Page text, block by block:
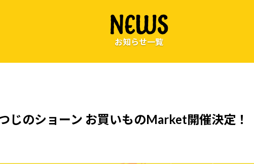
NEWS
お知らせ一覧
じのショーン お買いものMarket開催決定！